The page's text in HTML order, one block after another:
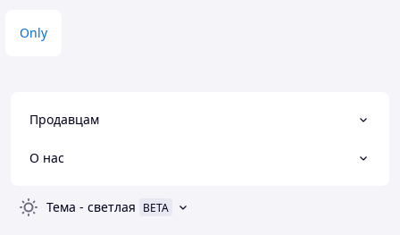
Only
Продавцам
О нас
Тема - светлая BETA